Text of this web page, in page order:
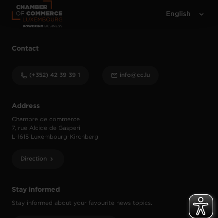
Stay informed
Stay informed about your favourite news topics.
Address
Chambre de commerce
7, rue Alcide de Gasperi
L-1615 Luxembourg-Kirchberg
Direction
Contact
(+352) 42 39 39 1 info@cc.lu